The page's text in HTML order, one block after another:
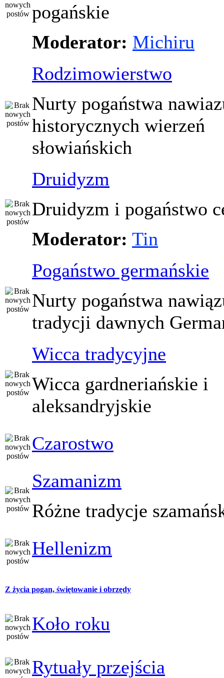
pogańskie
Moderator: Michiru
Rodzimowierstwo
Nurty pogaństwa
historycznych wierzeń
słowiańskich
Druidyzm
Druidyzm i pogaństwo
Moderator: Tin
Pogaństwo germańskie
Nurty pogaństwa
tradycji dawnych
Wicca tradycyjne
Wicca gardneriańskie i
aleksandryjskie
Czarostwo
Szamanizm
Różne tradycje
Hellenizm
Z życia pogan, świętowanie i obrzędy
Koło roku
Rytuały przejścia